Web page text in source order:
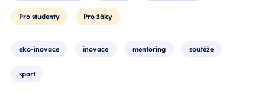
Pro studenty Pro žáky
eko-inovace inovace mentoring soutěže
sport